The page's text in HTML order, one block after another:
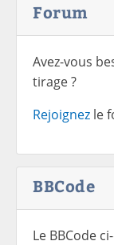
Forum
Avez-vous
tirage ?
Rejoignez le
BBCode
Le BBCode